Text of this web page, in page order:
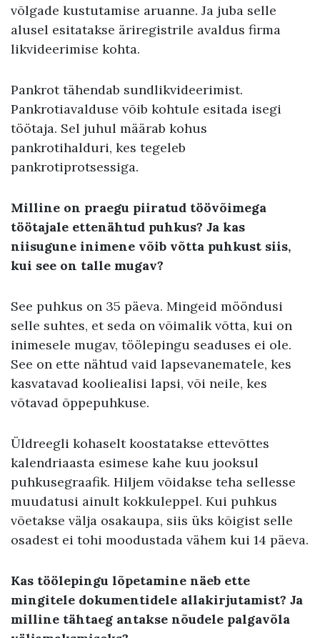
võlgade kustutamise aruanne. Ja juba selle
alusel esitatakse äriregistrile avaldus firma
likvideerimise kohta.
Pankrot tähendab sundlikvideerimist.
Pankrotiavalduse võib kohtule esitada isegi
töötaja. Sel juhul määrab kohus
pankrotihalduri, kes tegeleb
pankrotiprotsessiga.
Milline on praegu piiratud töövõimega
töötajale ettenähtud puhkus? Ja kas
niisugune inimene võib võtta puhkust siis,
kui see on talle mugav?
See puhkus on 35 päeva. Mingeid mööndusi
selle suhtes, et seda on võimalik võtta, kui on
inimesele mugav, töölepingu seaduses ei ole.
See on ette nähtud vaid lapsevanematele, kes
kasvatavad kooliealisi lapsi, või neile, kes
võtavad õppepuhkuse.
Üldreegli kohaselt koostatakse ettevõttes
kalendriaasta esimese kahe kuu jooksul
puhkusegraafik. Hiljem võidakse teha sellesse
muudatusi ainult kokkuleppel. Kui puhkus
võetakse välja osakaupa, siis üks kõigist selle
osadest ei tohi moodustada vähem kui 14 päeva.
Kas töölepingu lõpetamine näeb ette
mingitele dokumentidele allakirjutamist? Ja
milline tähtaeg antakse nõudele palgavõla